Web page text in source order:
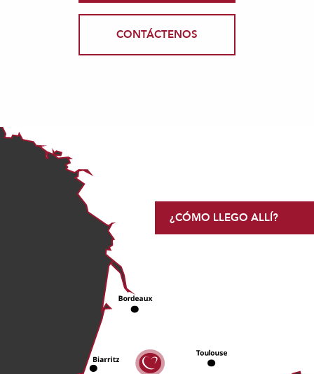
CONTÁCTENOS
¿CÓMO LLEGO ALLÍ?